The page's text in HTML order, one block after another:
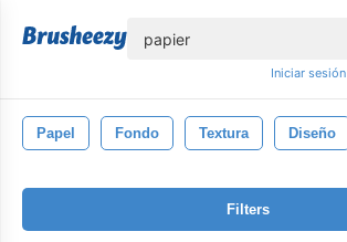
Iniciar sesión
Papel Fondo Textura Diseño
Filters